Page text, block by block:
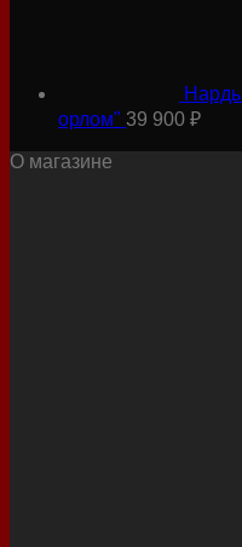
орлом" 39 900 ₽
О магазине